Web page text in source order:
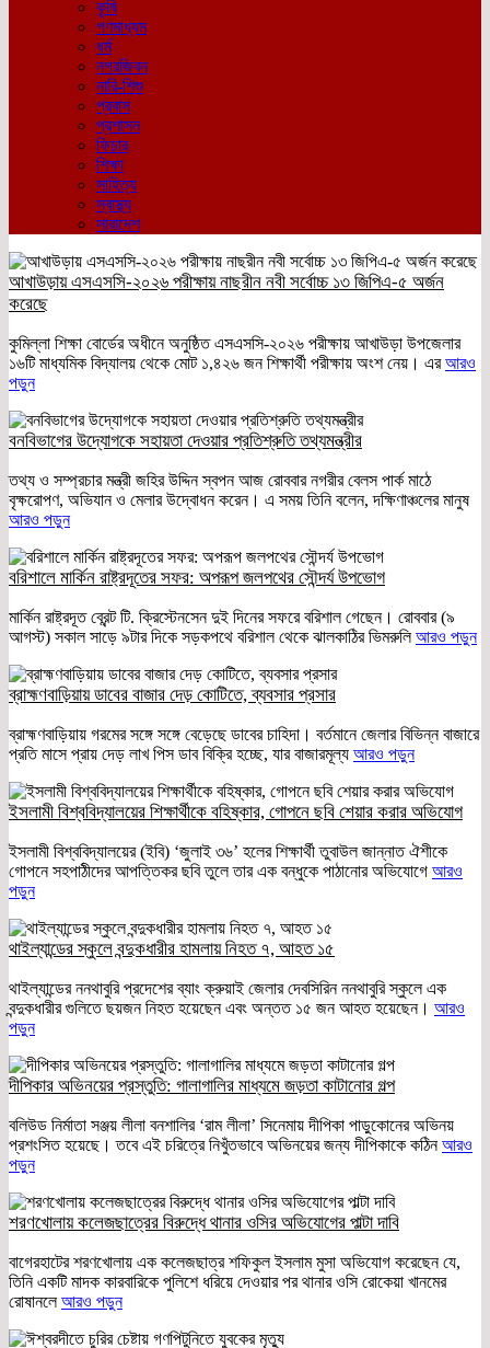
কৃষি
গণমাধ্যম
ধর্ম
নগরজিবন
নারি-শিশু
প্রবাস
প্রশাসন
ফিচার
শিক্ষা
সাহিত্য
স্বাস্থ্য
সারাদেশ
আখাউড়ায় এসএসসি-২০২৬ পরীক্ষায় নাছরীন নবী সর্বোচ্চ ১৩ জিপিএ-৫ অর্জন
করেছে
কুমিল্লা শিক্ষা বোর্ডের অধীনে অনুষ্ঠিত এসএসসি-২০২৬ পরীক্ষায় আখাউড়া উপজেলার
১৬টি মাধ্যমিক বিদ্যালয় থেকে মোট ১,৪২৬ জন শিক্ষার্থী পরীক্ষায় অংশ নেয়। এরআরও
পড়ুন
বনবিভাগের উদ্যোগকে সহায়তা দেওয়ার প্রতিশ্রুতি তথ্যমন্ত্রীর
তথ্য ও সম্প্রচার মন্ত্রী জহির উদ্দিন স্বপন আজ রোববার নগরীর বেলস পার্ক মাঠে
বৃক্ষরোপণ, অভিযান ও মেলার উদ্বোধন করেন। এ সময় তিনি বলেন, দক্ষিণাঞ্চলের মানুষ
আরও পড়ুন
বরিশালে মার্কিন রাষ্ট্রদূতের সফর: অপরূপ জলপথের সৌন্দর্য উপভোগ
মার্কিন রাষ্ট্রদূত ব্রেন্ট টি. ক্রিস্টেনসেন দুই দিনের সফরে বরিশাল গেছেন। রোববার (৯
আগস্ট) সকাল সাড়ে ৯টার দিকে সড়কপথে বরিশাল থেকে ঝালকাঠির ভিমরুলিআরও পড়ুন
ব্রাহ্মণবাড়িয়ায় ডাবের বাজার দেড় কোটিতে, ব্যবসার প্রসার
ব্রাহ্মণবাড়িয়ায় গরমের সঙ্গে সঙ্গে বেড়েছে ডাবের চাহিদা। বর্তমানে জেলার বিভিন্ন বাজারে
প্রতি মাসে প্রায় দেড় লাখ পিস ডাব বিক্রি হচ্ছে, যার বাজারমূল্য আরও পড়ুন
ইসলামী বিশ্ববিদ্যালয়ের শিক্ষার্থীকে বহিষ্কার, গোপনে ছবি শেয়ার করার অভিযোগ
ইসলামী বিশ্ববিদ্যালয়ের (ইবি) ‘জুলাই ৩৬’ হলের শিক্ষার্থী তুবাউল জান্নাত ঐশীকে
গোপনে সহপাঠীদের আপত্তিকর ছবি তুলে তার এক বন্ধুকে পাঠানোর অভিযোগে আরও
পড়ুন
থাইল্যান্ডের স্কুলে বন্দুকধারীর হামলায় নিহত ৭, আহত ১৫
থাইল্যান্ডের ননথাবুরি প্রদেশের ব্যাং ক্রুয়াই জেলার দেবসিরিন ননথাবুরি স্কুলে এক
বন্দুকধারীর গুলিতে ছয়জন নিহত হয়েছেন এবং অন্তত ১৫ জন আহত হয়েছেন। আরও
পড়ুন
দীপিকার অভিনয়ের প্রস্তুতি: গালাগালির মাধ্যমে জড়তা কাটানোর গল্প
বলিউড নির্মাতা সঞ্জয় লীলা বনশালির ‘রাম লীলা’ সিনেমায় দীপিকা পাড়ুকোনের অভিনয়
প্রশংসিত হয়েছে। তবে এই চরিত্রে নিখুঁতভাবে অভিনয়ের জন্য দীপিকাকে কঠিনআরও
পড়ুন
শরণখোলায় কলেজছাত্রের বিরুদ্ধে থানার ওসির অভিযোগের পাল্টা দাবি
বাগেরহাটের শরণখোলায় এক কলেজছাত্র শফিকুল ইসলাম মুসা অভিযোগ করেছেন যে,
তিনি একটি মাদক কারবারিকে পুলিশে ধরিয়ে দেওয়ার পর থানার ওসি রোকেয়া খানমের
রোষানলেআরও পড়ুন